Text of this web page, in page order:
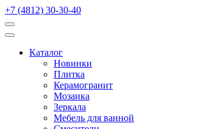
+7 (4812) 30-30-40
Каталог
Новинки
Плитка
Керамогранит
Мозаика
Зеркала
Мебель для ванной